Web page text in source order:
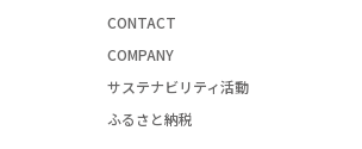
CONTACT
COMPANY
サステナビリティ活動
ふるさと納税